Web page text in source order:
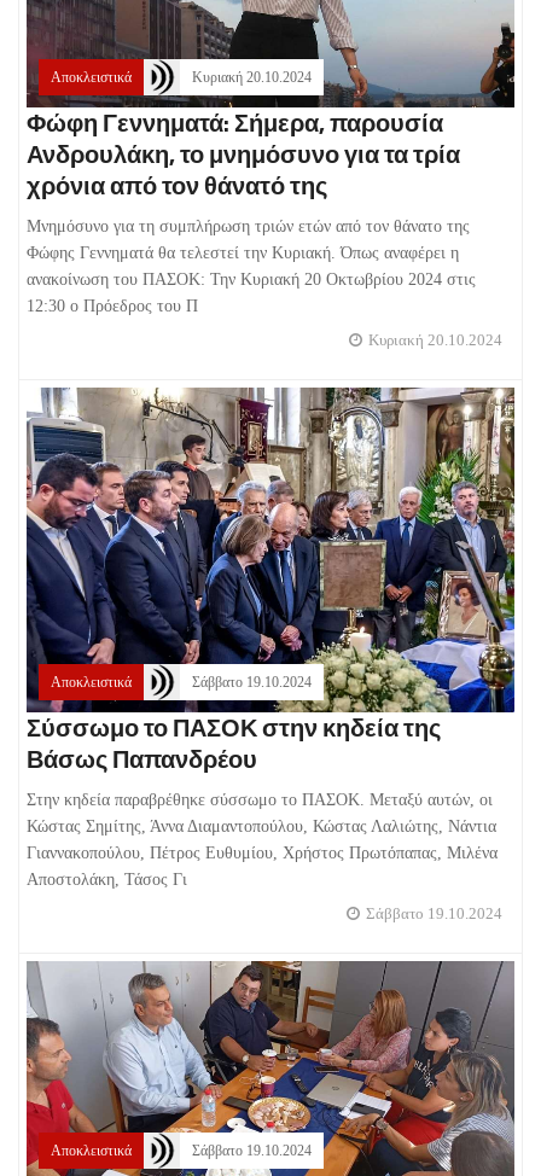
Αποκλειστικά Κυριακή 20.10.2024
Φώφη Γεννηματά: Σήμερα, παρουσία
Ανδρουλάκη, το μνημόσυνο για τα τρία
χρόνια από τον θάνατό της
Μνημόσυνο για τη συμπλήρωση τριών ετών από τον θάνατο της
Φώφης Γεννηματά θα τελεστεί την Κυριακή. Όπως αναφέρει η
ανακοίνωση του ΠΑΣΟΚ: Την Κυριακή 20 Οκτωβρίου 2024 στις
12:30 ο Πρόεδρος του Π
Κυριακή 20.10.2024
Αποκλειστικά Σάββατο 19.10.2024
Σύσσωμο το ΠΑΣΟΚ στην κηδεία της
Βάσως Παπανδρέου
Στην κηδεία παραβρέθηκε σύσσωμο το ΠΑΣΟΚ. Μεταξύ αυτών, οι
Κώστας Σημίτης, Άννα Διαμαντοπούλου, Κώστας Λαλιώτης, Νάντια
Γιαννακοπούλου, Πέτρος Ευθυμίου, Χρήστος Πρωτόπαπας, Μιλένα
Αποστολάκη, Τάσος Γι
Σάββατο 19.10.2024
Αποκλειστικά Σάββατο 19.10.2024